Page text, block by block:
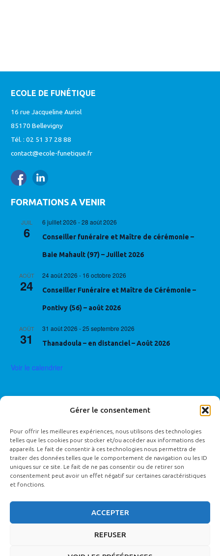
Gérer le consentement
Pour offrir les meilleures expériences, nous utilisons des technologies
telles que les cookies pour stocker et/ou accéder aux informations des
appareils. Le fait de consentir à ces technologies nous permettra de
traiter des données telles que le comportement de navigation ou les ID
uniques sur ce site. Le fait de ne pas consentir ou de retirer son
consentement peut avoir un effet négatif sur certaines caractéristiques
et fonctions.
ACCEPTER
REFUSER
ECOLE DE FUNÉTIQUE
16 rue Jacqueline Auriol
85170 Bellevigny
Tél. : 02 51 37 28 88
contact@ecole-funetique.fr
FORMATIONS A VENIR
JUIL
6
6 juillet 2026 -28 août 2026
Conseiller funéraire et Maître de cérémonie –
Baie Mahault (97) – Juillet 2026
AOÛT
24
24 août 2026 - 16 octobre 2026
Conseiller Funéraire et Maître de Cérémonie –
Pontivy (56) – août 2026
AOÛT
31
31 août 2026 -25 septembre 2026
Thanadoula – en distanciel – Août 2026
Voir le calendrier
Céline MALLARD :handicap@ecole-funetique.fr
Établissements type ERP catégorie 5 accueillant moins de 20
personnes permettant l’accessibilité des personnes en situation
de handicap. L’Ecole de Funétique® est particulièrement attentive
cas de handicap nécessitant une adaptation de la formation,
meilleures conditions (registre public d’accessibilité